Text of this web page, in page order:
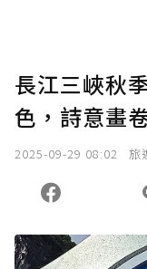
長江三峽秋
色，詩意畫
2025-09-29 08:02 旅